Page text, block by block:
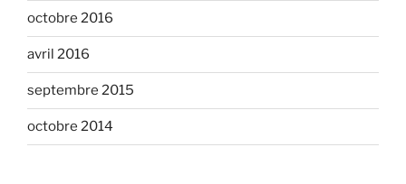
octobre 2016
avril 2016
septembre 2015
octobre 2014